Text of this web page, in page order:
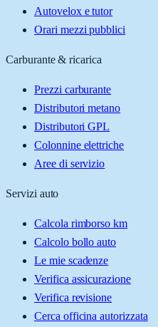
Autovelox e tutor
Orari mezzi pubblici
Carburante & ricarica
Prezzi carburante
Distributori metano
Distributori GPL
Colonnine elettriche
Aree di servizio
Servizi auto
Calcola rimborso km
Calcolo bollo auto
Le mie scadenze
Verifica assicurazione
Verifica revisione
Cerca officina autorizzata